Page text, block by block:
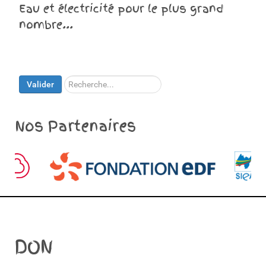
Eau et électricité pour le plus grand
nombre...
Valider Rechercher
Nos Partenaires
DON